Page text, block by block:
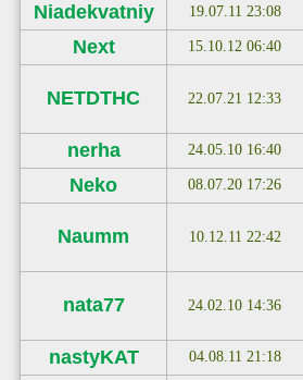
Niadekvatniy 19.07.11 23:08
Next 15.10.12 06:40
NETDTHC 22.07.21 12:33
nerha 24.05.10 16:40
Neko 08.07.20 17:26
Naumm 10.12.11 22:42
nata77 24.02.10 14:36
nastyKAT 04.08.11 21:18